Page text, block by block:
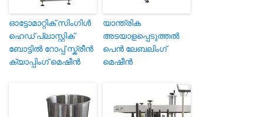
ഓട്ടോമാറ്റിക് സിംഗിൾ
ഹെഡ് പ്ലാസ്റ്റിക്
ബോട്ടിൽ റോപ്പ് സ്ക്രീൻ
ക്യാപ്പിംഗ് മെഷീൻ
യാന്ത്രിക
അടയാളപ്പെടുത്തൽ
പെൻ ലേബലിംഗ്
മെഷീൻ